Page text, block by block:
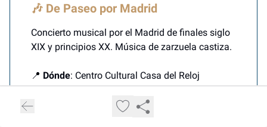
🎶 De Paseo por Madrid
Concierto musical por el Madrid de finales siglo
XIX y principios XX. Música de zarzuela castiza.
📍 Dónde: Centro Cultural Casa del Reloj
📅Cuándo: 17 mayo
🕙